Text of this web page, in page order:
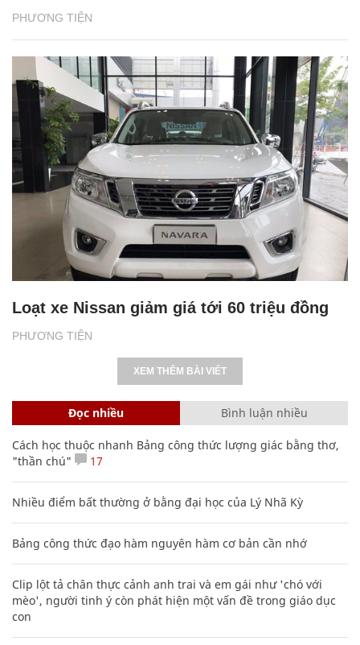
PHƯƠNG TIỆN
PHƯƠNG TIỆN
Loạt xe Nissan giảm giá tới 60 triệu đồng
XEM THÊM BÀI VIẾT
Đọc nhiều Bình luận nhiều
Cách học thuộc nhanh Bảng công thức lượng giác bằng thơ,
"thần chú"
17
Nhiều điểm bất thường ở bằng đại học của Lý Nhã Kỳ
Bảng công thức đạo hàm nguyên hàm cơ bản cần nhớ
Clip lột tả chân thực cảnh anh trai và em gái như 'chó với
mèo', người tinh ý còn phát hiện một vấn đề trong giáo dục
con